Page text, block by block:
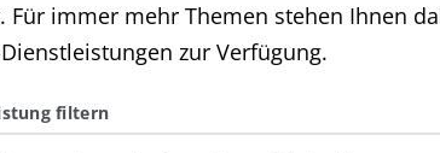
Für immer mehr Themen stehen Ihnen
zur Verfügung.
filtern